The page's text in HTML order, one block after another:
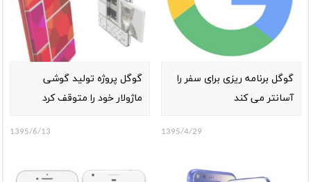
گوگل برنامه ریزی برای سفر را
آسانتر می کند
1395/4/29
گوگل پروژه تولید گوشی
ماژولار خود را متوقف کرد
1395/6/13